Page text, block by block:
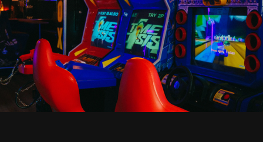
→
→
SHUFFLEBOARD
→
POOL
→
JAGTSIMULATOR
→
DART
POOL
→